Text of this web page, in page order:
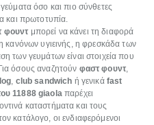
όσο και πιο σύνθετες
και πρωτοτυπία.
φουντ μπορεί να κάνει τη διαφορά
κανόνων υγιεινής, η φρεσκάδα των
των γευμάτων είναι στοιχεία που
όσους αναζητούν φαστ φουντ,
, club sandwich ή γενικά fast
11888 giaolaπαρέχει
καταστήματα και τους
κατάλογο, οι ενδιαφερόμενοι